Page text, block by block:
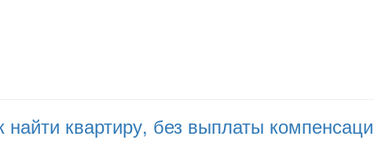
квартиру, без выплаты